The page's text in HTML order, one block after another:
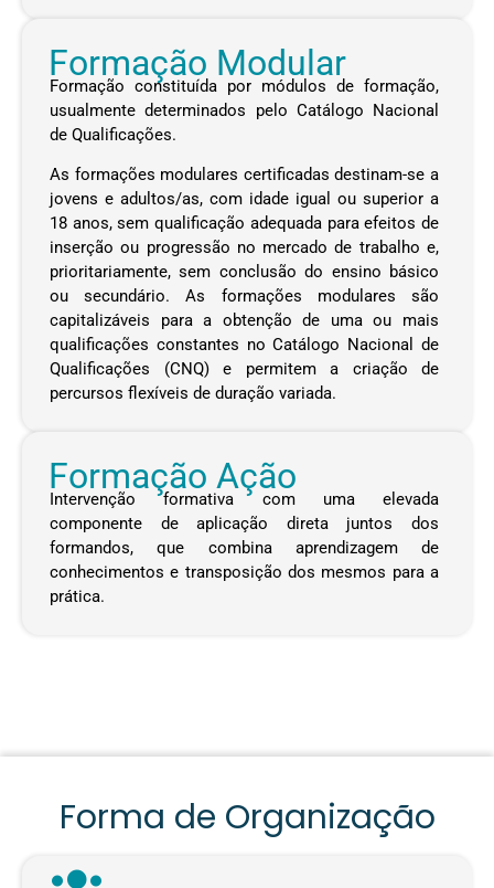
Formação Modular
Formação constituída por módulos de formação,
usualmente determinados pelo Catálogo Nacional
de Qualificações.
As formações modulares certificadas destinam-se a
jovens e adultos/as, com idade igual ou superior a
18 anos, sem qualificação adequada para efeitos de
inserção ou progressão no mercado de trabalho e,
prioritariamente, sem conclusão do ensino básico
ou secundário. As formações modulares são
capitalizáveis para a obtenção de uma ou mais
qualificações constantes no Catálogo Nacional de
Qualificações (CNQ) e permitem a criação de
percursos flexíveis de duração variada.
Formação Ação
Intervenção formativa com uma elevada
componente de aplicação direta juntos dos
formandos, que combina aprendizagem de
conhecimentos e transposição dos mesmos para a
prática.
Forma de Organização